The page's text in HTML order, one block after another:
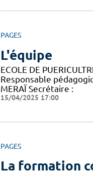
PAGES
L'équipe
ECOLE DE
Responsable
MERAÏ Secrétaire :
15/04/2025 17:00
PAGES
La formation